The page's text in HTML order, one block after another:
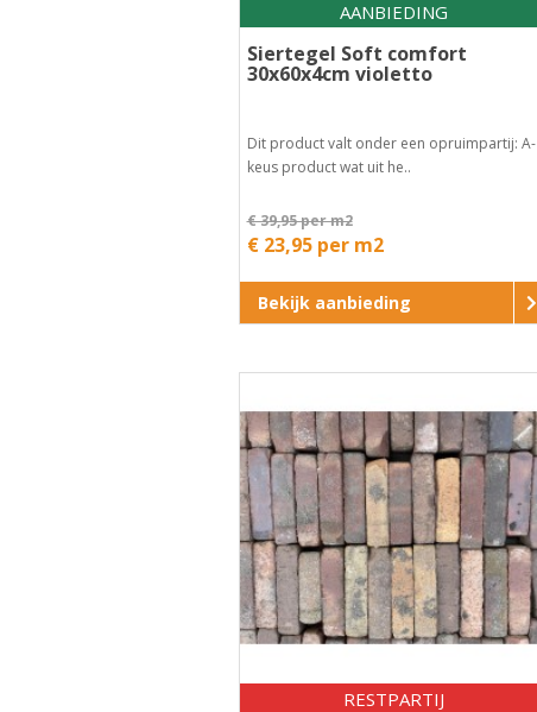
AANBIEDING
Siertegel Soft comfort
30x60x4cm violetto
Dit product valt onder een opruimpartij: A-
keus product wat uit he..
€ 39,95 per m2
€ 23,95 per m2
Bekijk aanbieding
RESTPARTIJ